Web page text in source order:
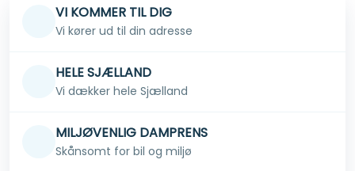
VI KOMMER TIL DIG
Vi kører ud til din adresse
HELE SJÆLLAND
Vi dækker hele Sjælland
MILJØVENLIG DAMPRENS
Skånsomt for bil og miljø